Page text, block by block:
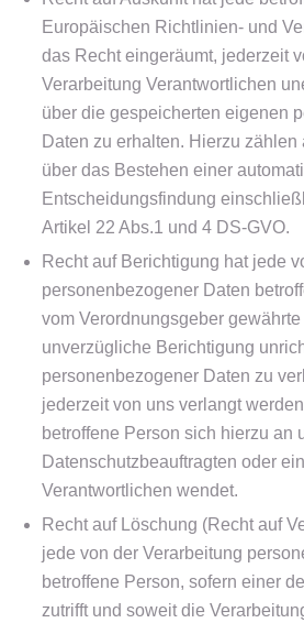
Europäischen Richtlinien- und
das Recht eingeräumt, jederzeit
Verarbeitung Verantwortlichen
über die gespeicherten eigenen
Daten zu erhalten. Hierzu zählen
über das Bestehen einer
Entscheidungsfindung
Artikel 22 Abs.1 und 4 DS-GVO.
Recht auf Berichtigung hat jede
personenbezogener Daten
vom Verordnungsgeber
unverzügliche Berichtigung
personenbezogener Daten zu
jederzeit von uns verlangt
betroffene Person sich hierzu an
Datenschutzbeauftragten oder
Verantwortlichen wendet.
Recht auf Löschung (Recht auf
jede von der Verarbeitung
betroffene Person, sofern einer
zutrifft und soweit die